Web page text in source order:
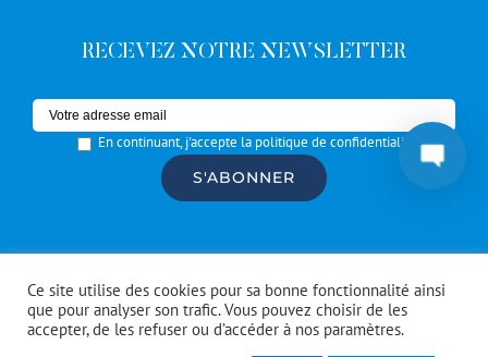
RECEVEZ NOTRE NEWSLETTER
En continuant, j'accepte la politique de confidentialité
communication CDKIT
InstagramSpotify
Ce site utilise des cookies pour sa bonne fonctionnalité ainsi
que pour analyser son trafic. Vous pouvez choisir de les
accepter, de les refuser ou d’accéder à nos paramètres.